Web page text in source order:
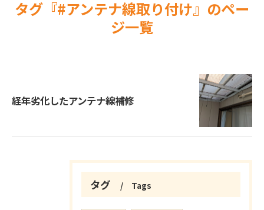
タグ『#アンテナ線取り付け』のペー
ジ一覧
経年劣化したアンテナ線補修
タグ Tags